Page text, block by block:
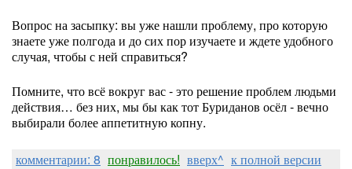
Вопрос на засыпку: вы уже нашли проблему, про которую
знаете уже полгода и до сих пор изучаете и ждете удобного
случая, чтобы с ней справиться?
Помните, что всё вокруг вас - это решение проблем людьми
действия… без них, мы бы как тот Буриданов осёл - вечно
выбирали более аппетитную копну.
комментарии: 8 понравилось! вверх^ к полной версии